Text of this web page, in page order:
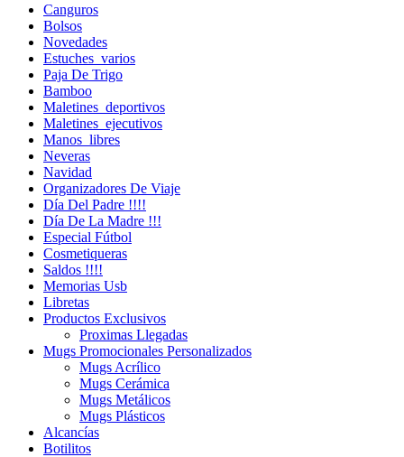
Canguros
Bolsos
Novedades
Estuches_varios
Paja De Trigo
Bamboo
Maletines_deportivos
Maletines_ejecutivos
Manos_libres
Neveras
Navidad
Organizadores De Viaje
Día Del Padre !!!!
Día De La Madre !!!
Especial Fútbol
Cosmetiqueras
Saldos !!!!
Memorias Usb
Libretas
Productos Exclusivos
Proximas Llegadas
Mugs Promocionales Personalizados
Mugs Acrílico
Mugs Cerámica
Mugs Metálicos
Mugs Plásticos
Alcancías
Botilitos